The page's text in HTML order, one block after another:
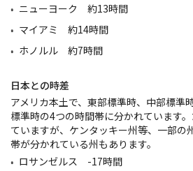
ニューヨーク 約13時間
マイアミ 約14時間
ホノルル 約7時間
日本との時差
アメリカ本土で、東部標準時、中部標準
標準時の4つの時間帯に分かれています
ていますが、ケンタッキー州等、一部の
帯が分かれている州もあります。
ロサンゼルス -17時間